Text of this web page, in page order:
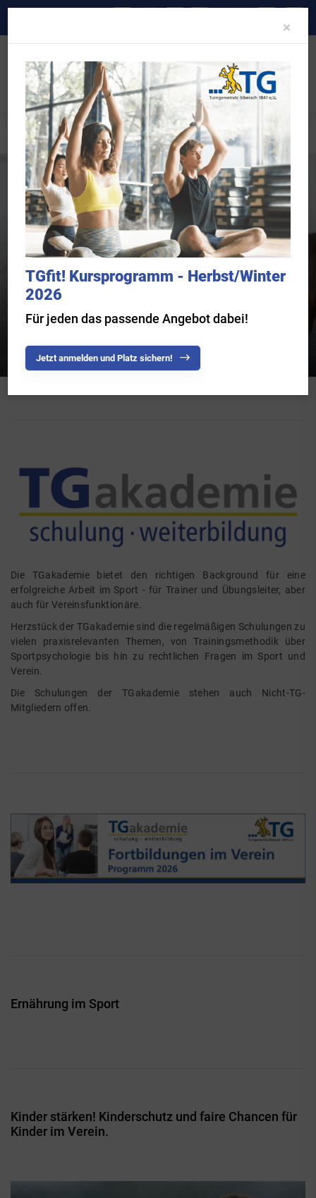
Unser Verein TG-Projekte TGakademie
Die TGakademie bietet den richtigen Background für eine
erfolgreiche Arbeit im Sport - für Trainer und Übungsleiter, aber
auch für Vereinsfunktionäre.
Herzstück der TGakademie sind die regelmäßigen Schulungen zu
vielen praxisrelevanten Themen, von Trainingsmethodik über
Sportpsychologie bis hin zu rechtlichen Fragen im Sport und
Verein.
Die Schulungen der TGakademie stehen auch Nicht-TG-
Mitgliedern offen.
Ernährung im Sport
Kinder stärken! Kinderschutz und faire Chancen für
Kinder im Verein.
×
TGfit! Kursprogramm - Herbst/Winter
2026
Für jeden das passende Angebot dabei!
Jetzt anmelden und Platz sichern!